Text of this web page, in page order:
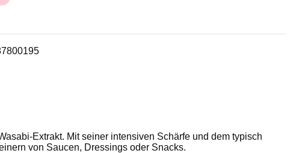
Extrakt. Mit seiner intensiven Schärfe und dem typisch
von Saucen, Dressings oder Snacks.